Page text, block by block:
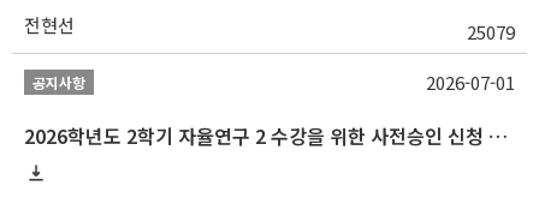
전현선 25079
공지사항
2026학년도 2학기 자율연구 2 수강을 위한 사전승인 신청 안내
2026-07-01